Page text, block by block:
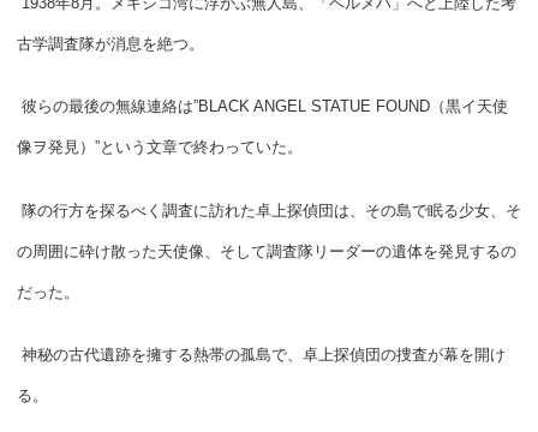
1938年8月。メキシコ湾に浮かぶ無人島、「ベルメハ」へと上陸した考
古学調査隊が消息を絶つ。
彼らの最後の無線連絡は”BLACK ANGEL STATUE FOUND（黒イ天使
像ヲ発見）”という文章で終わっていた。
隊の行方を探るべく調査に訪れた卓上探偵団は、その島で眠る少女、そ
の周囲に砕け散った天使像、そして調査隊リーダーの遺体を発見するの
だった。
神秘の古代遺跡を擁する熱帯の孤島で、卓上探偵団の捜査が幕を開け
る。